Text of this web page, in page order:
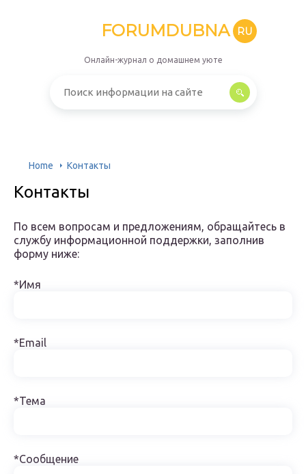
FORUMDUBNA RU
Онлайн-журнал о домашнем уюте
Home Контакты
Контакты
По всем вопросам и предложениям, обращайтесь в
службу информационной поддержки, заполнив
форму ниже:
*Имя
*Email
*Тема
*Сообщение